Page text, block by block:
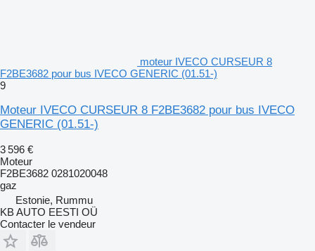
moteur IVECO CURSEUR 8
F2BE3682 pour bus IVECO GENERIC (01.51-)
9
Moteur IVECO CURSEUR 8 F2BE3682 pour bus IVECO
GENERIC (01.51-)
3 596 €
Moteur
F2BE3682 0281020048
gaz
Estonie, Rummu
KB AUTO EESTI OÜ
Contacter le vendeur